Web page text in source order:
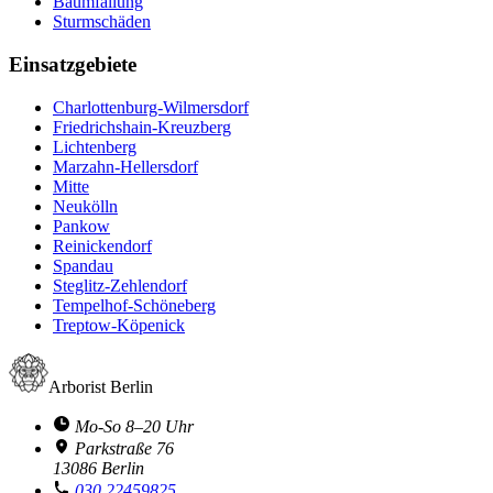
Sturmschäden
Einsatzgebiete
Charlottenburg-Wilmersdorf
Friedrichshain-Kreuzberg
Lichtenberg
Marzahn-Hellersdorf
Mitte
Neukölln
Pankow
Reinickendorf
Spandau
Steglitz-Zehlendorf
Tempelhof-Schöneberg
Treptow-Köpenick
Arborist Berlin
Mo-So 8–20 Uhr
Parkstraße 76
13086 Berlin